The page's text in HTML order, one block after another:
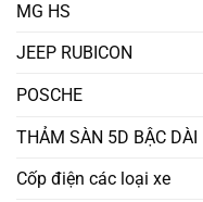
MG HS
JEEP RUBICON
POSCHE
THẢM SÀN 5D BẬC DÀI
Cốp điện các loại xe